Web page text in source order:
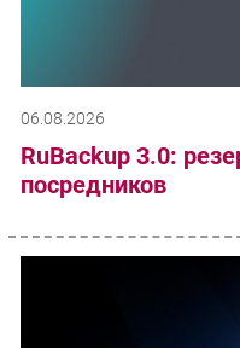
06.08.2026
RuBackup 3.0:
посредников